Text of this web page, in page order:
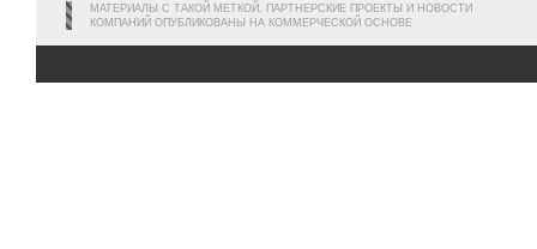
МАТЕРИАЛЫ С ТАКОЙ МЕТКОЙ, ПАРТНЕРСКИЕ ПРОЕКТЫ И НОВОСТИ
КОМПАНИЙ ОПУБЛИКОВАНЫ НА КОММЕРЧЕСКОЙ ОСНОВЕ